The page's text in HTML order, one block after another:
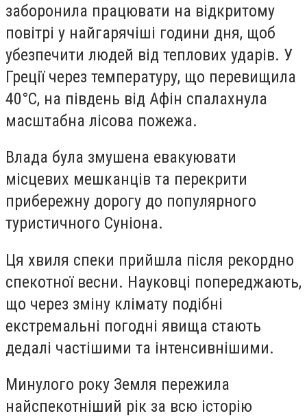
заборонила працювати на відкритому
повітрі у найгарячіші години дня, щоб
убезпечити людей від теплових ударів. У
Греції через температуру, що перевищила
40°C, на південь від Афін спалахнула
масштабна лісова пожежа.
Влада була змушена евакуювати
місцевих мешканців та перекрити
прибережну дорогу до популярного
туристичного Суніона.
Ця хвиля спеки прийшла після рекордно
спекотної весни. Науковці попереджають,
що через зміну клімату подібні
екстремальні погодні явища стають
дедалі частішими та інтенсивнішими.
Минулого року Земля пережила
найспекотніший рік за всю історію